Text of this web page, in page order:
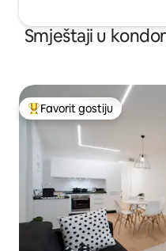
Smještaji u
Glavni favorit gostiju
Favorit gostiju